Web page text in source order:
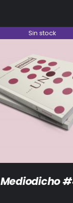
Sin stock
DETALLES
Mediodicho